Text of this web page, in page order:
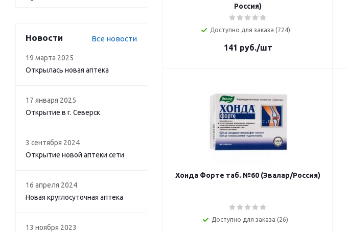
Россия)
Доступно для заказа (724)
141 руб./шт
Хонда Форте таб. №60 (Эвалар/Россия)
Доступно для заказа (26)
Новости Все новости
19 марта 2025
Открылась новая аптека
17 января 2025
Открытие в г. Северск
3 сентября 2024
Открытие новой аптеки сети
16 апреля 2024
Новая круглосуточная аптека
13 ноября 2023